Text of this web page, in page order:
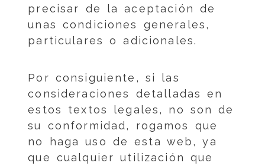
precisar de la aceptación de
unas condiciones generales,
particulares o adicionales.
Por consiguiente, si las
consideraciones detalladas en
estos textos legales, no son de
su conformidad, rogamos que
no haga uso de esta web, ya
que cualquier utilización que